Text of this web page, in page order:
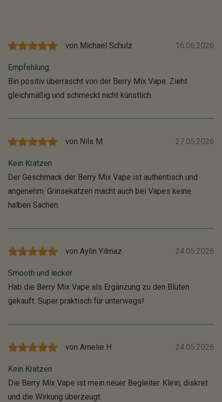
von Michael Schulz 16.06.2026
Empfehlung
Bin positiv überrascht von der Berry Mix Vape. Zieht
gleichmäßig und schmeckt nicht künstlich.
von Nils M. 27.05.2026
Kein Kratzen
Der Geschmack der Berry Mix Vape ist authentisch und
angenehm. Grinsekatzen macht auch bei Vapes keine
halben Sachen.
von Aylin Yilmaz 24.05.2026
Smooth und lecker
Hab die Berry Mix Vape als Ergänzung zu den Blüten
gekauft. Super praktisch für unterwegs!
von Amelie H. 24.05.2026
Kein Kratzen
Die Berry Mix Vape ist mein neuer Begleiter. Klein, diskret
und die Wirkung überzeugt.